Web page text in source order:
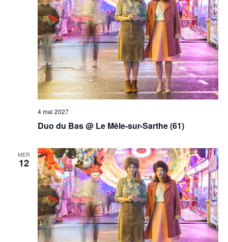
4 mai 2027
Duo du Bas @ Le Mêle-sur-Sarthe (61)
MER
12